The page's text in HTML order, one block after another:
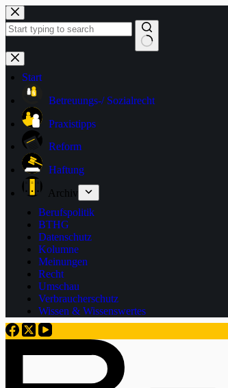
Zum
Inhalt
springen
Keine
Ergebnisse
Start
Betreuungs-/ Sozialrecht
Praxistipps
Reform
Haftung
Archiv
Berufspolitik
BTHG
Datenschutz
Kolumne
Meinungen
Recht
Umschau
Verbraucherschutz
Wissen & Wissenswertes